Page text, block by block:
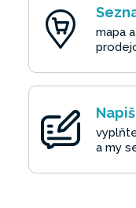
mapa
a my